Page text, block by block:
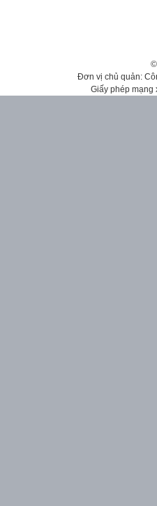
Đơn vị chủ quản:
Giấy phép mạng